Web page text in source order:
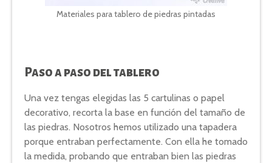
Materiales para tablero de piedras pintadas
Paso a paso del tablero
Una vez tengas elegidas las 5 cartulinas o papel
decorativo, recorta la base en función del tamaño de
las piedras. Nosotros hemos utilizado una tapadera
porque entraban perfectamente. Con ella he tomado
la medida, probando que entraban bien las piedras